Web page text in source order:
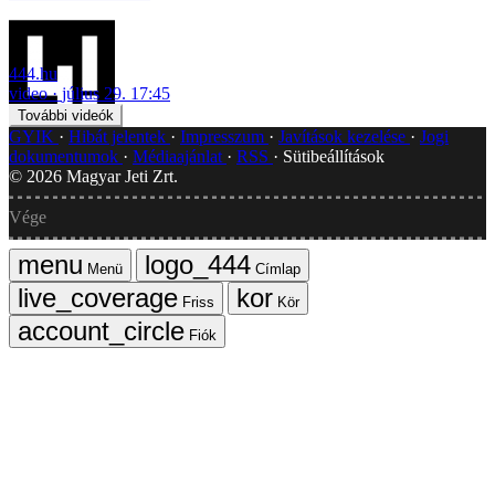
444.hu
video
július 29. 17:45
További videók
GYIK Hibát jelentek Impresszum Javítások kezelése
Jogi
dokumentumok
Médiaajánlat RSS
Sütibeállítások
© 2026 Magyar Jeti Zrt.
Vége
Menü
Címlap
Friss
Kör
Fiók